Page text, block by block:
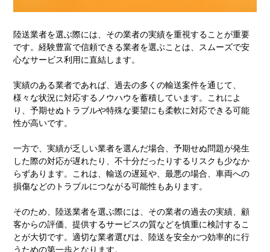
陸送業者を選ぶ際には、その業者の実績を重視することが重要
です。経験豊富で信頼できる業者を選ぶことは、スムーズで安
心なサービス利用に直結します。
実績のある業者であれば、過去の多くの輸送案件を通じて、
様々な状況に対応するノウハウを蓄積しています。これによ
り、予期せぬトラブルや特殊な要望にも柔軟に対応できる可能
性が高いです。
一方で、実績が乏しい業者を選んだ場合、予期せぬ問題が発生
した際の対応が遅れたり、不十分だったりするリスクも少なか
らずあります。これは、輸送の遅延や、最悪の場合、車両への
損傷などのトラブルにつながる可能性もあります。
そのため、陸送業者を選ぶ際には、その業者の過去の実績、顧
客からの評価、提供するサービスの質などを慎重に検討するこ
とが大切です。適切な業者選びは、陸送を安全かつ効率的に行
うための第一歩となります。